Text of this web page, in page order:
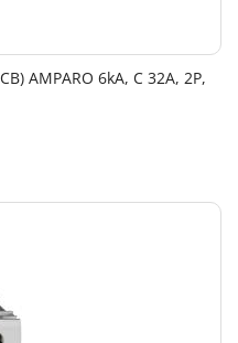
AMPARO 6kA, C 32A, 2P,